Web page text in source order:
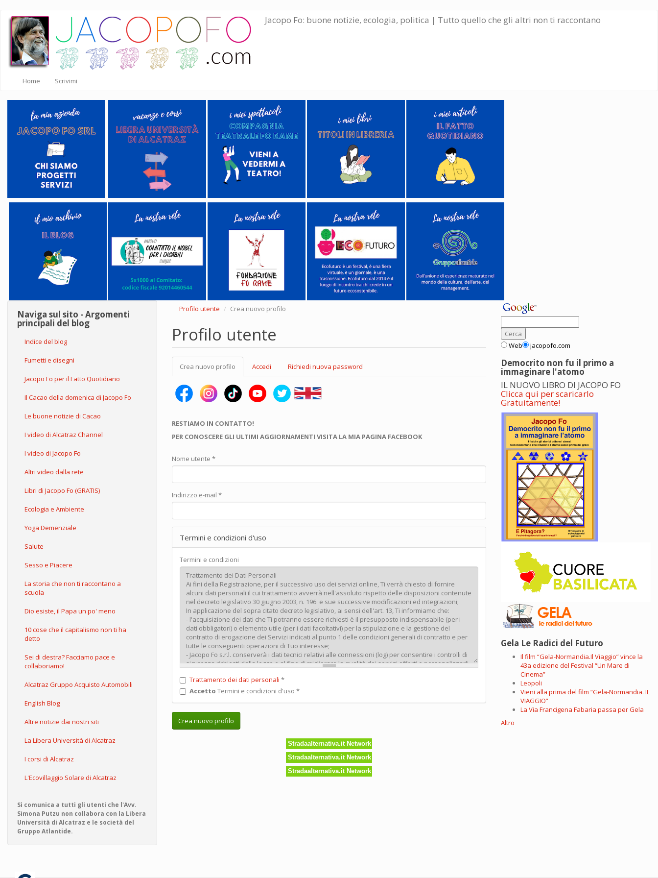
Salta
contenuto
principale
Jacopo Fo: buone notizie, ecologia, politica | Tutto quello che gli altri non ti raccontano
Home Scrivimi
Naviga sul sito - Argomenti
principali del blog
Indice del blog
Fumetti e disegni
Jacopo Fo per il Fatto Quotidiano
Il Cacao della domenica di Jacopo Fo
Le buone notizie di Cacao
I video di Alcatraz Channel
I video di Jacopo Fo
Altri video dalla rete
Libri di Jacopo Fo (GRATIS)
Ecologia e Ambiente
Yoga Demenziale
Salute
Sesso e Piacere
La storia che non ti raccontano a
scuola
Dio esiste, il Papa un po' meno
10 cose che il capitalismo non ti ha
detto
Sei di destra? Facciamo pace e
collaboriamo!
Alcatraz Gruppo Acquisto Automobili
English Blog
Altre notizie dai nostri siti
La Libera Università di Alcatraz
I corsi di Alcatraz
L'Ecovillaggio Solare di Alcatraz
Si comunica a tutti gli utenti che l'Avv.
Simona Putzu non collabora con la Libera
Università di Alcatraz e le società del
Gruppo Atlantide.
Profilo utente Crea nuovo profilo
Profilo utente
Schede
primarie
Crea nuovo profilo (scheda
attiva)
Accedi Richiedi nuova password
RESTIAMO IN CONTATTO!
PER CONOSCERE GLI ULTIMI AGGIORNAMENTI VISITA LA MIA PAGINA FACEBOOK
Nome utente *
Indirizzo e-mail *
Termini e condizioni d'uso
Termini e condizioni
Trattamento dei dati personali *
Accetto Termini e condizioni d'uso *
Crea nuovo profilo
Stradaalternativa.it Network
Stradaalternativa.it Network
Stradaalternativa.it Network
Web jacopofo.com
Democrito non fu il primo a
immaginare l'atomo
IL NUOVO LIBRO DI JACOPO FO
Clicca qui per scaricarlo
Gratuitamente!
Gela Le Radici del Futuro
Il film “Gela-Normandia.Il Viaggio” vince la
43a edizione del Festival “Un Mare di
Cinema”
Leopoli
Vieni alla prima del film “Gela-Normandia. IL
VIAGGIO”
La Via Francigena Fabaria passa per Gela
Altro